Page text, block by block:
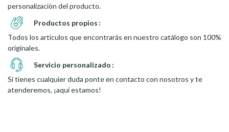
personalización del producto.
Productos propios
Todos los artículos que encontrarás en nuestro catálogo son 100%
originales.
Servicio personalizado
Si tienes cualquier duda ponte en contacto con nosotros y te
atenderemos, ¡aquí estamos!